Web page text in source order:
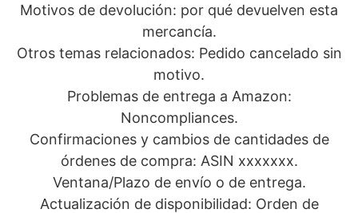
Motivos de devolución: por qué devuelven esta
mercancía.
Otros temas relacionados: Pedido cancelado sin
motivo.
Problemas de entrega a Amazon:
Noncompliances.
Confirmaciones y cambios de cantidades de
órdenes de compra: ASIN xxxxxxx.
Ventana/Plazo de envío o de entrega.
Actualización de disponibilidad: Orden de